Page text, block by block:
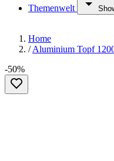
Themenwelt
Home
/ Aluminium Topf
-50%